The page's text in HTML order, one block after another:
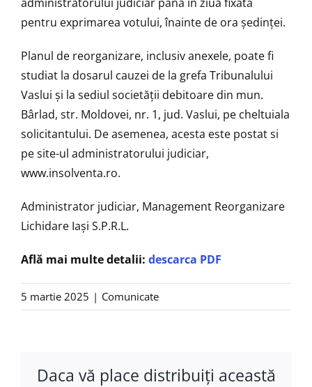
pentru exprimarea votului, înainte de ora ședinței.
Planul de reorganizare, inclusiv anexele, poate fi
studiat la dosarul cauzei de la grefa Tribunalului
Vaslui şi la sediul societăţii debitoare din mun.
Bârlad, str. Moldovei, nr. 1, jud. Vaslui, pe cheltuiala
solicitantului. De asemenea, acesta este postat si
pe site-ul administratorului judiciar,
www.insolventa.ro.
Administrator judiciar, Management Reorganizare
Lichidare Iaşi S.P.R.L.
Află mai multe detalii: descarca PDF
5 martie 2025 | Comunicate
Daca vă place distribuiţi această